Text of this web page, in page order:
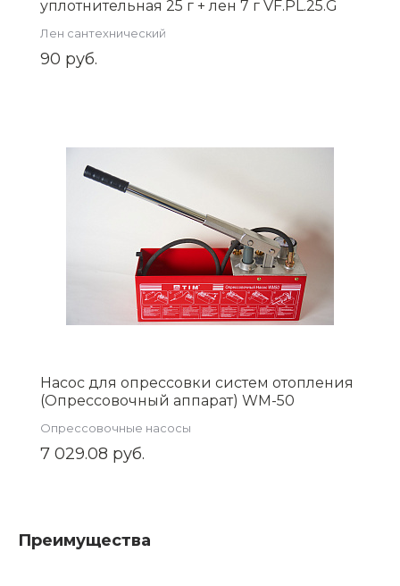
уплотнительная 25 г + лен 7 г VF.PL.25.G
Лен сантехнический
90 руб.
Насос для опрессовки систем отопления
(Опрессовочный аппарат) WM-50
Опрессовочные насосы
7 029.08 руб.
Преимущества